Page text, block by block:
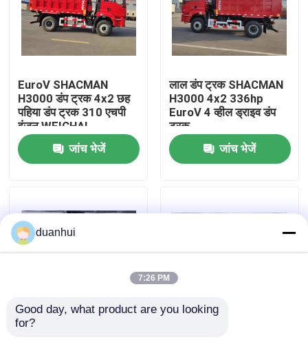
उत्पाद
कारखाना भ्रमण
गुणवत्ता नियंत्रण
समाचार
भारी डंप ट्रक
EuroV SHACMAN
H3000 डंप ट्रक 4x2 छह
पहिया डंप ट्रक 310 एचपी
इंजन WEICHAI
जांच भेजें
लाल डंप ट्रक SHACMAN
H3000 4x2 336hp
EuroV 4 व्हील ड्राइव डंप
ट्रक
जांच भेजें
H3000 लाइट डंप ट्रक
duanhui
7:26 PM
Good day, what product are you looking
for?